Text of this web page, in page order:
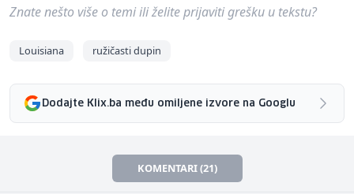
Znate nešto više o temi ili želite prijaviti grešku u tekstu?
Louisiana ružičasti dupin
Dodajte Klix.ba među omiljene izvore na Googlu
KOMENTARI (21)